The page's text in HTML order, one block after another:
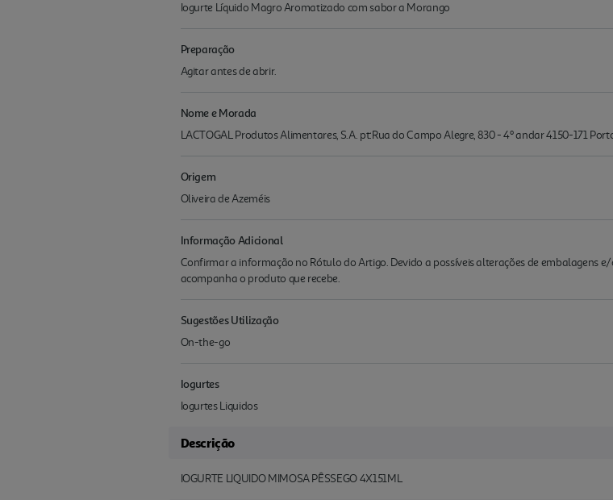
Iogurte Líquido Magro Aromatizado com sabor a Morango
Preparação
Agitar antes de abrir.
Nome e Morada
LACTOGAL Produtos Alimentares, S.A. pt:Rua do Campo Alegre, 830 - 4º andar 4150-171
Origem
Oliveira de Azeméis
Informação Adicional
Confirmar a informação no Rótulo do Artigo. Devido a possíveis alterações de embalagens
acompanha o produto que recebe.
Sugestões Utilização
On-the-go
Iogurtes
Iogurtes Liquidos
Descrição
IOGURTE LIQUIDO MIMOSA PÊSSEGO 4X151ML